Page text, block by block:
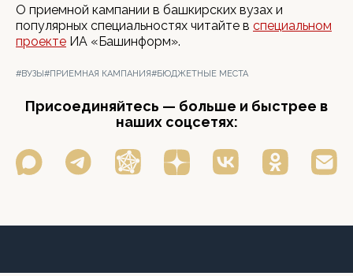
О приемной кампании в башкирских вузах и
популярных специальностях читайте в специальном
проекте ИА «Башинформ».
#ВУЗЫ#ПРИЕМНАЯ КАМПАНИЯ#БЮДЖЕТНЫЕ МЕСТА
Присоединяйтесь — больше и быстрее в
наших соцсетях: